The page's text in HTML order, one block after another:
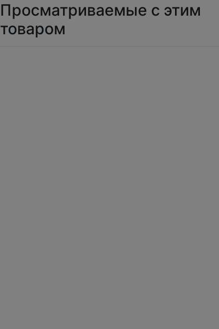
Просматриваемые с этим
товаром